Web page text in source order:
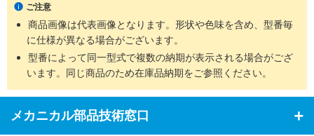
・取付作業が容易、ボルト4本取付により作業性が良好。さらに一
般工具での取り付け可能
【用途】
・スリムシリンダとしての使用
ご注意
商品画像は代表画像となります。形状や色味を含め、型番毎
に仕様が異なる場合がございます。
型番によって同一型式で複数の納期が表示される場合がござ
います。同じ商品のため在庫品納期をご参照ください。
メカニカル部品技術窓口